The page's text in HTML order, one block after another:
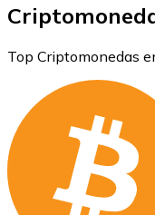
Top Criptomonedas